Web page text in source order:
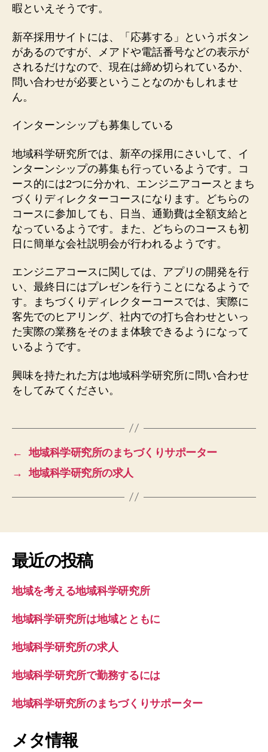
暇といえそうです。
新卒採用サイトには、「応募する」というボタン
があるのですが、メアドや電話番号などの表示が
されるだけなので、現在は締め切られているか、
問い合わせが必要ということなのかもしれませ
ん。
インターンシップも募集している
地域科学研究所では、新卒の採用にさいして、イ
ンターンシップの募集も行っているようです。コ
ース的には2つに分かれ、エンジニアコースとまち
づくりディレクターコースになります。どちらの
コースに参加しても、日当、通勤費は全額支給と
なっているようです。また、どちらのコースも初
日に簡単な会社説明会が行われるようです。
エンジニアコースに関しては、アプリの開発を行
い、最終日にはプレゼンを行うことになるようで
す。まちづくりディレクターコースでは、実際に
客先でのヒアリング、社内での打ち合わせといっ
た実際の業務をそのまま体験できるようになって
いるようです。
興味を持たれた方は地域科学研究所に問い合わせ
をしてみてください。
←
地域科学研究所のまちづくりサポーター
→
地域科学研究所の求人
最近の投稿
地域を考える地域科学研究所
地域科学研究所は地域とともに
地域科学研究所の求人
地域科学研究所で勤務するには
地域科学研究所のまちづくりサポーター
メタ情報